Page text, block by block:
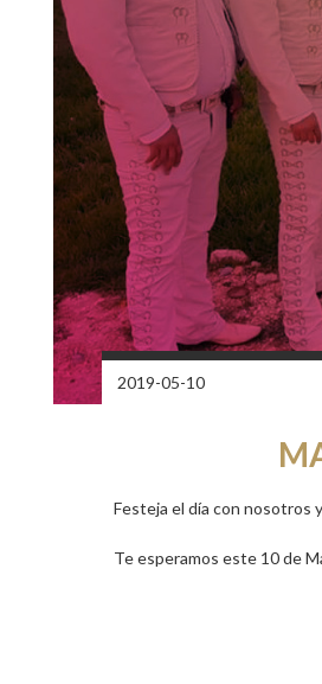
2019-05-10
Festeja el día con nosotros
Te esperamos este 10 de